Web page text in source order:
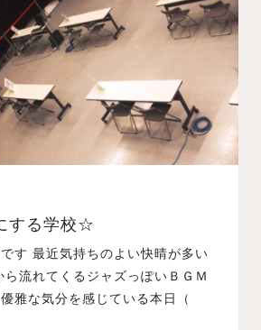
する学校☆
す 最近気持ちのよい快晴が多い
ら流れてくるジャズっぽいＢＧＭ
雅な気分を感じている本日（